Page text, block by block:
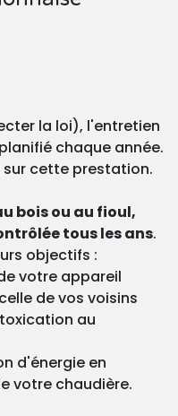
la loi), l'entretien
chaque année.
cette prestation.
bois ou au fioul,
tous les ans.
objectifs :
votre appareil
de vos voisins
au
d'énergie en
votre chaudière.